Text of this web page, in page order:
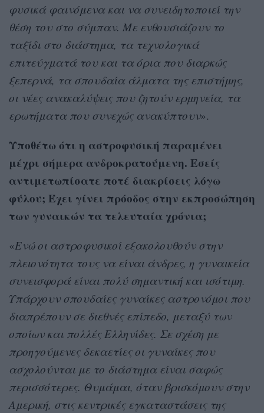
φυσικά φαινόμενα και να συνειδητοποιεί την
θέση του στο σύμπαν. Με ενθουσιάζουν το
ταξίδι στο διάστημα, τα τεχνολογικά
επιτεύγματά του και τα όρια που διαρκώς
ξεπερνά, τα σπουδαία άλματα της επιστήμης,
οι νέες ανακαλύψεις που ζητούν ερμηνεία, τα
ερωτήματα που συνεχώς ανακύπτουν».
Υποθέτω ότι η αστροφυσική παραμένει
μέχρι σήμερα ανδροκρατούμενη. Εσείς
αντιμετωπίσατε ποτέ διακρίσεις λόγω
φύλου; Έχει γίνει πρόοδος στην εκπροσώπηση
των γυναικών τα τελευταία χρόνια;
«Ενώ οι αστροφυσικοί εξακολουθούν στην
πλειονότητα τους να είναι άνδρες, η γυναικεία
συνεισφορά είναι πολύ σημαντική και ισότιμη.
Υπάρχουν σπουδαίες γυναίκες αστρονόμοι που
διαπρέπουν σε διεθνές επίπεδο, μεταξύ των
οποίων και πολλές Ελληνίδες. Σε σχέση με
προηγούμενες δεκαετίες οι γυναίκες που
ασχολούνται με το διάστημα είναι σαφώς
περισσότερες. Θυμάμαι, όταν βρισκόμουν στην
Αμερική, στις κεντρικές εγκαταστάσεις της